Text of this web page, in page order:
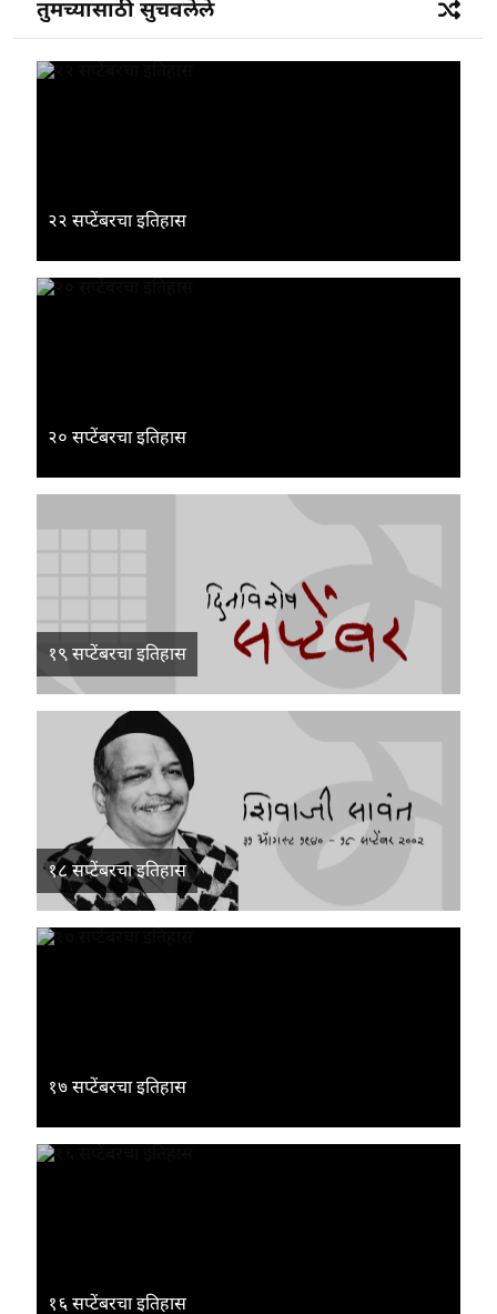
तुमच्यासाठी सुचवलेले
२२ सप्टेंबरचा इतिहास
२० सप्टेंबरचा इतिहास
१९ सप्टेंबरचा इतिहास
१८ सप्टेंबरचा इतिहास
१७ सप्टेंबरचा इतिहास
१६ सप्टेंबरचा इतिहास